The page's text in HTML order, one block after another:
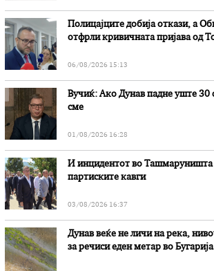
Полицајците добија откази, а
отфрли кривичната пријава од
06/08/2026 15:13
Вучиќ: Ако Дунав падне уште 30
сме
01/08/2026 16:28
И инцидентот во Ташмаруништa
партиските кавги
03/08/2026 16:37
Дунав веќе не личи на река,
за речиси еден метар во Бугарија